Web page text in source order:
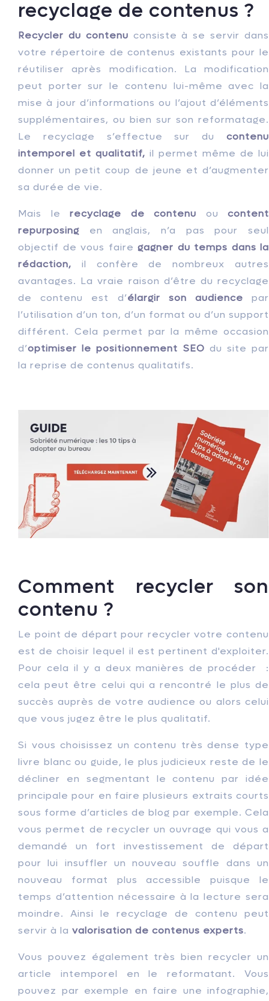
recyclage de contenus ?
Recycler du contenu consiste à se servir dans
votre répertoire de contenus existants pour le
réutiliser après modification. La modification
peut porter sur le contenu lui-même avec la
mise à jour d’informations ou l’ajout d’éléments
supplémentaires, ou bien sur son reformatage.
Le recyclage s’effectue sur du contenu
intemporel et qualitatif, il permet même de lui
donner un petit coup de jeune et d’augmenter
sa durée de vie.
Mais le recyclage de contenu ou content
repurposing en anglais, n’a pas pour seul
objectif de vous faire gagner du temps dans la
rédaction, il confère de nombreux autres
avantages. La vraie raison d’être du recyclage
de contenu est d’élargir son audience par
l’utilisation d’un ton, d’un format ou d’un support
différent. Cela permet par la même occasion
d’optimiser le positionnement SEO du site par
la reprise de contenus qualitatifs.
Comment recycler son
contenu ?
Le point de départ pour recycler votre contenu
est de choisir lequel il est pertinent d'exploiter.
Pour cela il y a deux manières de procéder :
cela peut être celui qui a rencontré le plus de
succès auprès de votre audience ou alors celui
que vous jugez être le plus qualitatif.
Si vous choisissez un contenu très dense type
livre blanc ou guide, le plus judicieux reste de le
décliner en segmentant le contenu par idée
principale pour en faire plusieurs extraits courts
sous forme d’articles de blog par exemple. Cela
vous permet de recycler un ouvrage qui vous a
demandé un fort investissement de départ
pour lui insuffler un nouveau souffle dans un
nouveau format plus accessible puisque le
temps d’attention nécessaire à la lecture sera
moindre. Ainsi le recyclage de contenu peut
servir à la valorisation de contenus experts.
Vous pouvez également très bien recycler un
article intemporel en le reformatant. Vous
pouvez par exemple en faire une infographie,